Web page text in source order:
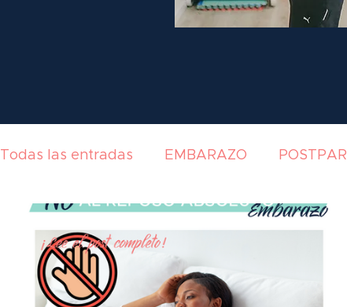
Todas las entradas EMBARAZO
HERRAMIENTAS ENTRENAMIENTO